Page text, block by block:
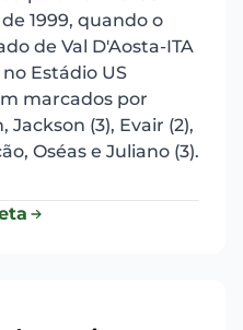
1999, quando o
de Val D'Aosta-ITA
Estádio US
marcados por
(3), Evair (2),
Oséas e Juliano (3).